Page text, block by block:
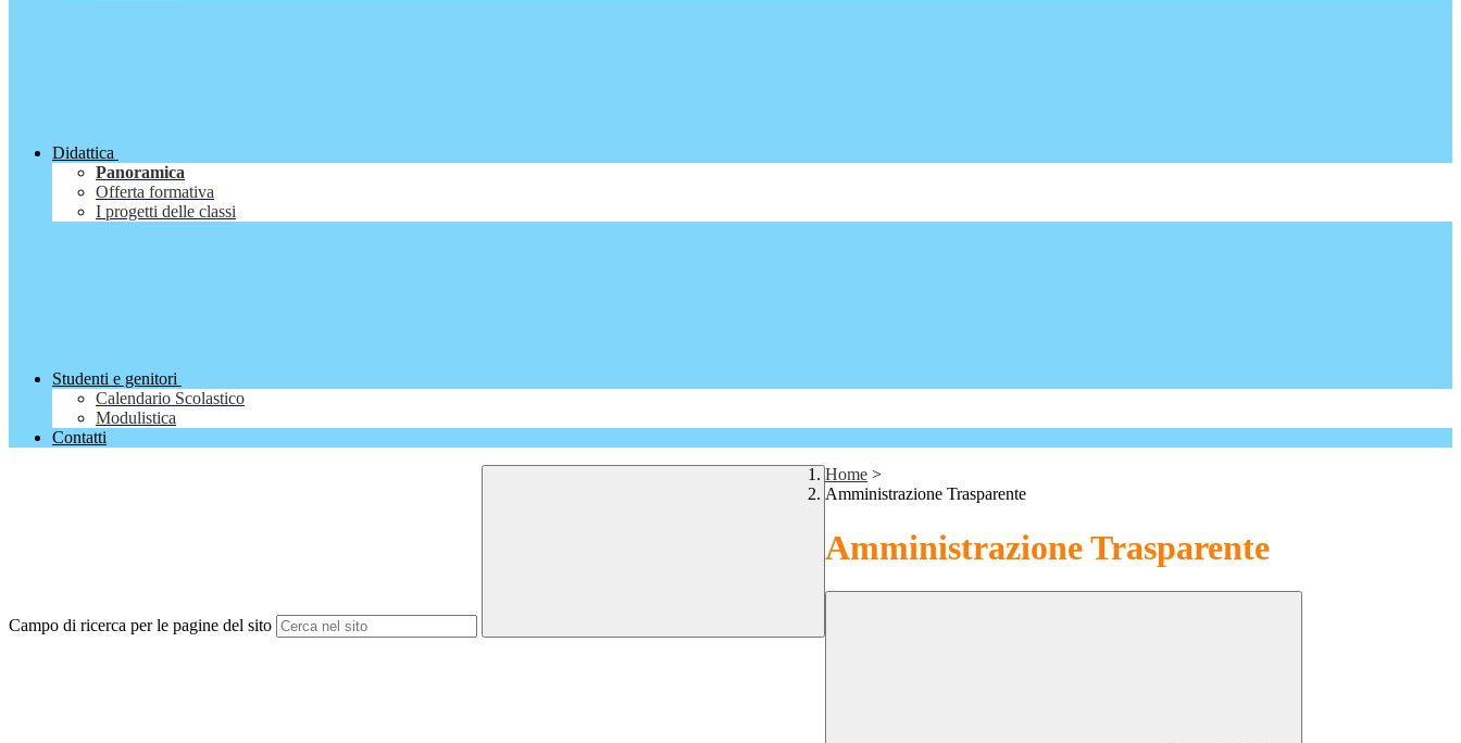
Didattica
Panoramica
Offerta formativa
I progetti delle classi
Studenti e genitori
Calendario Scolastico
Modulistica
Contatti
Campo di ricerca per le pagine del sito
Home >
Amministrazione Trasparente
Amministrazione Trasparente